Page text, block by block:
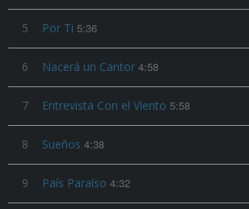
5 Por Ti 5:36
6 Nacerá un Cantor 4:58
7 Entrevista Con el Viento 5:58
8 Sueños 4:38
9 País Paraíso 4:32